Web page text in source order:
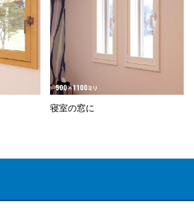
寝室の窓に